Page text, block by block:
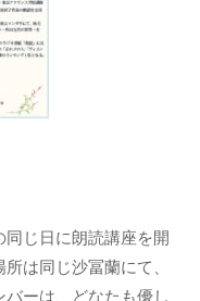
じ日に朗読講座を開
は同じ沙冨蘭にて、
ーは、どなたも優し